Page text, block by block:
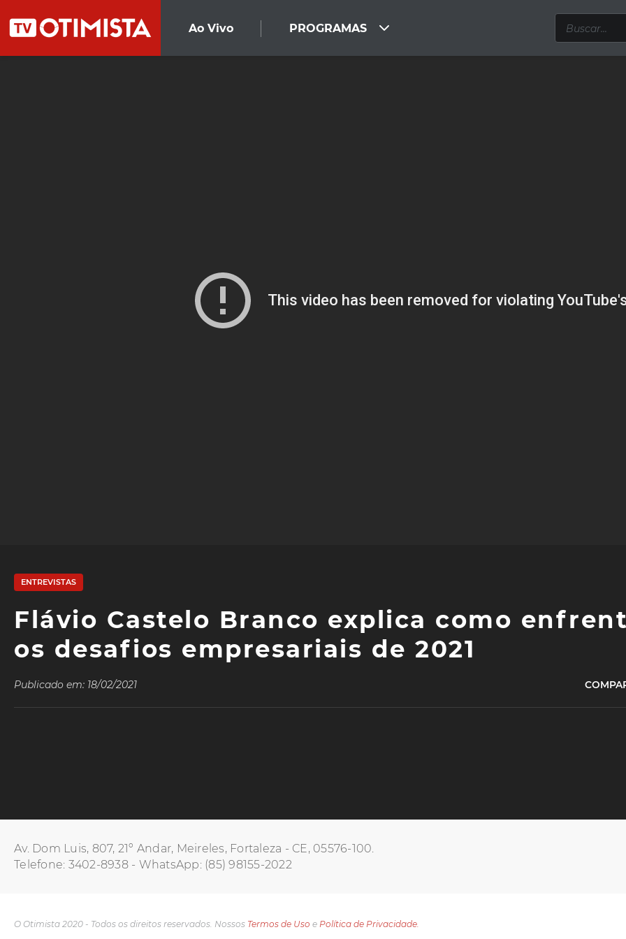
Ao Vivo PROGRAMAS
ENTREVISTAS
Flávio Castelo Branco explica como
os desafios empresariais de 2021
Publicado em: 18/02/2021
Av. Dom Luis, 807, 21º Andar, Meireles, Fortaleza - CE, 05576-100.
Telefone: 3402-8938 - WhatsApp: (85) 98155-2022
O Otimista 2020 - Todos os direitos reservados. Nossos Termos de Uso e Política de Privacidade.